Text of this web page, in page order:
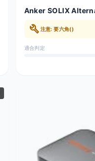
Anker SOLIX
build 注意: 要六角()
適合判定